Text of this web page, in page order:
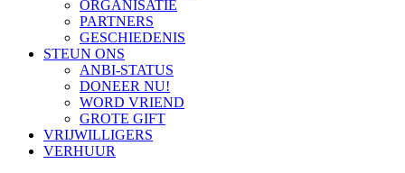
ORGANISATIE
PARTNERS
GESCHIEDENIS
STEUN ONS
ANBI-STATUS
DONEER NU!
WORD VRIEND
GROTE GIFT
VRIJWILLIGERS
VERHUUR